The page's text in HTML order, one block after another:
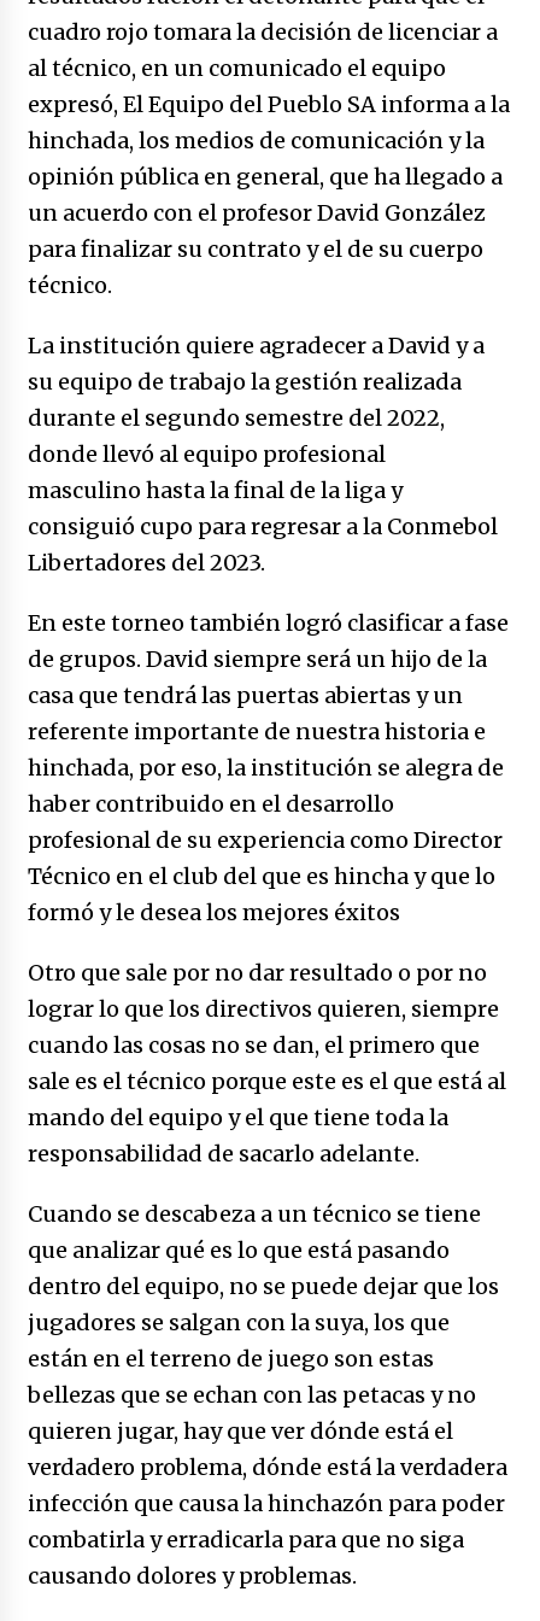
caerle
31/12/2025
Que sea un hecho el decreto que quita prima
de servicios a honorables zánganos
31/12/2025
El aumento del mínimo causa escozor en
pueblo colombiano
31/12/2025
Colombia 2025
17/12/2025
Junior se coronó campeón del fútbol
colombiano
16/12/2025
cuadro rojo tomara la decisión de licenciar a
al técnico, en un comunicado el equipo
expresó, El Equipo del Pueblo SA informa a la
hinchada, los medios de comunicación y la
opinión pública en general, que ha llegado a
un acuerdo con el profesor David González
para finalizar su contrato y el de su cuerpo
técnico.
La institución quiere agradecer a David y a
su equipo de trabajo la gestión realizada
durante el segundo semestre del 2022,
donde llevó al equipo profesional
masculino hasta la final de la liga y
consiguió cupo para regresar a la Conmebol
Libertadores del 2023.
En este torneo también logró clasificar a fase
de grupos. David siempre será un hijo de la
casa que tendrá las puertas abiertas y un
referente importante de nuestra historia e
hinchada, por eso, la institución se alegra de
haber contribuido en el desarrollo
profesional de su experiencia como Director
Técnico en el club del que es hincha y que lo
formó y le desea los mejores éxitos
Otro que sale por no dar resultado o por no
lograr lo que los directivos quieren, siempre
cuando las cosas no se dan, el primero que
sale es el técnico porque este es el que está al
mando del equipo y el que tiene toda la
responsabilidad de sacarlo adelante.
Cuando se descabeza a un técnico se tiene
que analizar qué es lo que está pasando
dentro del equipo, no se puede dejar que los
jugadores se salgan con la suya, los que
están en el terreno de juego son estas
bellezas que se echan con las petacas y no
quieren jugar, hay que ver dónde está el
verdadero problema, dónde está la verdadera
infección que causa la hinchazón para poder
combatirla y erradicarla para que no siga
causando dolores y problemas.